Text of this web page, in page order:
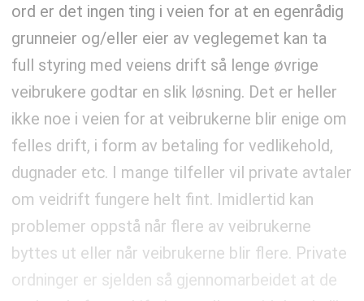
ord er det ingen ting i veien for at en egenrådig
grunneier og/eller eier av veglegemet kan ta
full styring med veiens drift så lenge øvrige
veibrukere godtar en slik løsning. Det er heller
ikke noe i veien for at veibrukerne blir enige om
felles drift, i form av betaling for vedlikehold,
dugnader etc. I mange tilfeller vil private avtaler
om veidrift fungere helt fint. Imidlertid kan
problemer oppstå når flere av veibrukerne
byttes ut eller når veibrukerne blir flere. Private
ordninger er sjelden så gjennomarbeidet at de